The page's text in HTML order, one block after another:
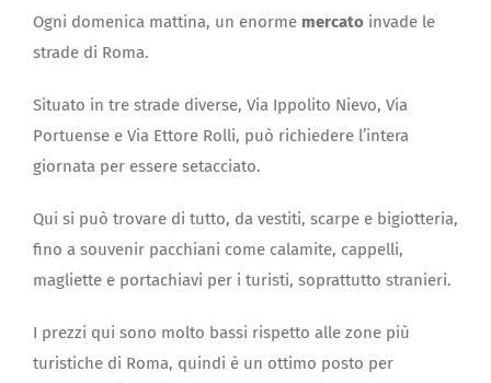
Ogni domenica mattina, un enorme mercato invade le
strade di Roma.
Situato in tre strade diverse, Via Ippolito Nievo, Via
Portuense e Via Ettore Rolli, può richiedere l’intera
giornata per essere setacciato.
Qui si può trovare di tutto, da vestiti, scarpe e bigiotteria,
fino a souvenir pacchiani come calamite, cappelli,
magliette e portachiavi per i turisti, soprattutto stranieri.
I prezzi qui sono molto bassi rispetto alle zone più
turistiche di Roma, quindi è un ottimo posto per